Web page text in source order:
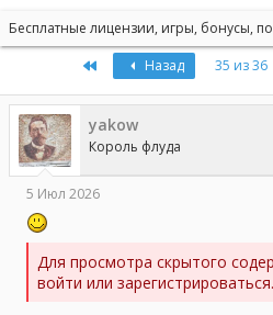
о
р
м
ы
а
н
а
ч
а
а
и
Бесплатные лицензии, игры, бонусы,
Назад 35 из 36
yakow
Король флуда
5 Июл 2026
Для просмотра скрытого
войти или зарегистрироваться.